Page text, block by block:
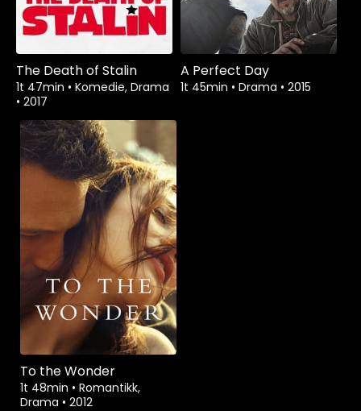
The Death of Stalin
1t 47min • Komedie, Drama
• 2017
A Perfect Day
1t 45min • Drama • 2015
To the Wonder
1t 48min • Romantikk,
Drama • 2012